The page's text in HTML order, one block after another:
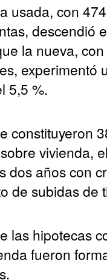
usada, con
descendió
la nueva,
experimentó
5,5 %.
constituyeron
vivienda,
dos años con
de subidas de
las hipotecas
fueron